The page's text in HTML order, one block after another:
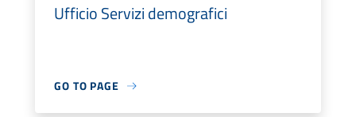
Ufficio Servizi demografici
GO TO PAGE